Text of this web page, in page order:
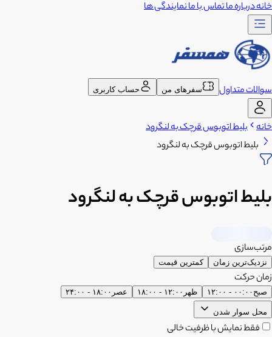
خانهدرباره ماتماس با مانمایندگی ها
سوالات متداول سفرهای من حساب کاربری
خانه بلیط اتوبوس قرچک به لنگرود
بلیط اتوبوس قرچک به لنگرود
بلیط اتوبوس قرچک به لنگرود
مرتب‌سازی
نزدیک‌ترین زمان کمترین قیمت
زمان حرکت
صبح ۰۰:۰۰ - ۱۲:۰۰ ظهر ۱۲:۰۰ - ۱۸:۰۰ عصر ۱۸:۰۰ - ۲۴:۰۰
محل سوار شدن
فقط نمایش با ظرفیت خالی